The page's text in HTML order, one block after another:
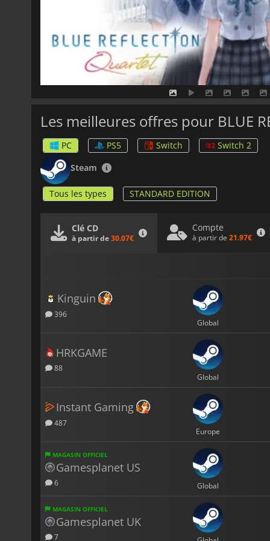
Les meilleures offres pour BLUE
PC PS5 Switch
Switch 2
Steam
Tous les types STANDARD EDITION
Clé CD
à partir de30.07€
Compte
à partir de 21.97€
Kinguin
396
Global
HRKGAME
88
Global
Instant Gaming
487
Europe
MAGASIN OFFICIEL
Gamesplanet US
6 Global
MAGASIN OFFICIEL
Gamesplanet UK
7